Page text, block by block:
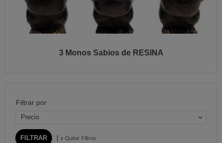
3 Monos Sabios de RESINA
Filtrar por
Precio
| x Quitar Filtros